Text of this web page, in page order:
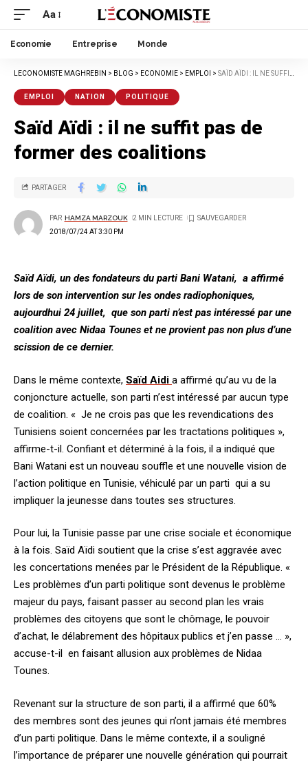
Aa
Economie Entreprise Monde
LECONOMISTE MAGHREBIN > BLOG > ECONOMIE > EMPLOI > SAÏD AÏDI : IL NE SUFFIT PAS DE FORMER DES COALITIONS
EMPLOI NATION POLITIQUE
Saïd Aïdi : il ne suffit pas de
former des coalitions
2018/07/24 AT 3:30 PM
PAR HAMZA MARZOUK 2 MIN LECTURE
PARTAGER
Saïd Aïdi, un des fondateurs du parti Bani Watani, a affirmé
lors de son intervention sur les ondes radiophoniques,
aujourdhui 24 juillet, que son parti n’est pas intéressé par une
coalition avec Nidaa Tounes et ne provient pas non plus d’une
scission de ce dernier.
Dans le même contexte, Saïd Aidi a affirmé qu’au vu de la
conjoncture actuelle, son parti n’est intéressé par aucun type
de coalition. « Je ne crois pas que les revendications des
Tunisiens soient concernées par les tractations politiques »,
affirme-t-il. Confiant et déterminé à la fois, il a indiqué que
Bani Watani est un nouveau souffle et une nouvelle vision de
l’action politique en Tunisie, véhiculé par un parti qui a su
impliquer la jeunesse dans toutes ses structures.
Pour lui, la Tunisie passe par une crise sociale et économique
à la fois. Saïd Aïdi soutient que la crise s’est aggravée avec
les concertations menées par le Président de la République. «
Les problèmes d’un parti politique sont devenus le problème
majeur du pays, faisant passer au second plan les vrais
problèmes des citoyens que sont le chômage, le pouvoir
d’achat, le délabrement des hôpitaux publics et j’en passe … »,
accuse-t-il en faisant allusion aux problèmes de Nidaa
Tounes.
Revenant sur la structure de son parti, il a affirmé que 60%
des membres sont des jeunes qui n’ont jamais été membres
d’un parti politique. Dans le même contexte, il a souligné
l’importance de préparer une nouvelle génération qui pourrait